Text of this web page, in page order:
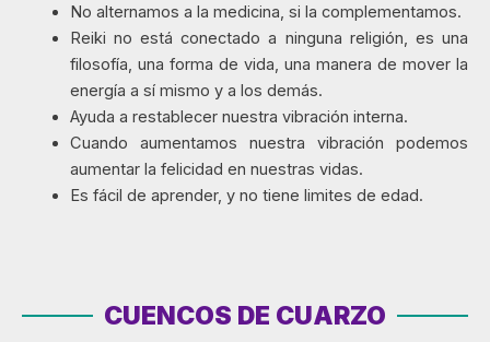
No alternamos a la medicina, si la complementamos.
Reiki no está conectado a ninguna religión, es una
filosofía, una forma de vida, una manera de mover la
energía a sí mismo y a los demás.
Ayuda a restablecer nuestra vibración interna.
Cuando aumentamos nuestra vibración podemos
aumentar la felicidad en nuestras vidas.
Es fácil de aprender, y no tiene limites de edad.
CUENCOS DE CUARZO